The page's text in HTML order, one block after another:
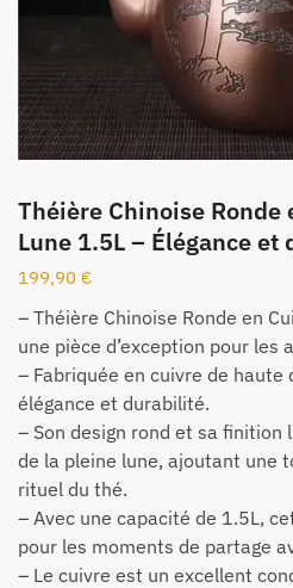
Théière Chinoise Ronde
Lune 1.5L – Élégance
199,90 €
– Théière Chinoise Ronde en
une pièce d’exception pour les
– Fabriquée en cuivre de
élégance et durabilité.
– Son design rond et sa
de la pleine lune, ajoutant une
rituel du thé.
– Avec une capacité de 1.5L,
pour les moments de partage
– Le cuivre est un excellent